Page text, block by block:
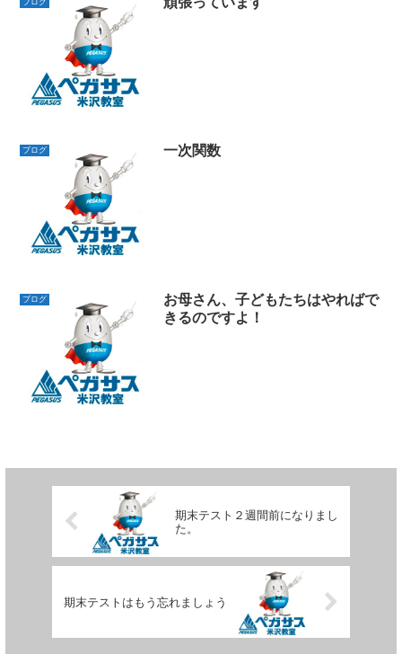
ブログ 一次関数
ブログ
お母さん、子どもたちはやればで
きるのですよ！
期末テスト２週間前になりまし
た。
期末テストはもう忘れましょう